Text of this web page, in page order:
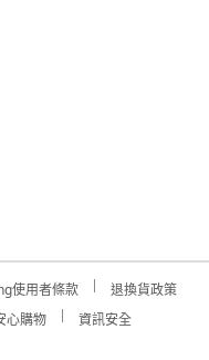
使用者條款
退換貨政策
心購物
資訊安全